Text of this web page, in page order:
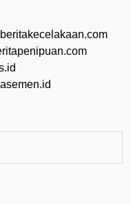
beritakecelakaan.com